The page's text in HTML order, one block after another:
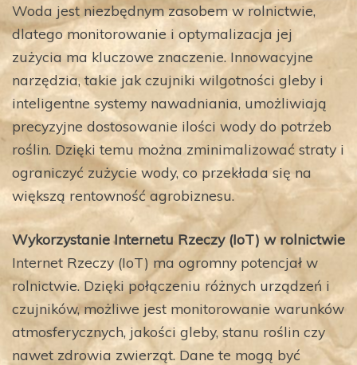
Woda jest niezbędnym zasobem w rolnictwie,
dlatego monitorowanie i optymalizacja jej
zużycia ma kluczowe znaczenie. Innowacyjne
narzędzia, takie jak czujniki wilgotności gleby i
inteligentne systemy nawadniania, umożliwiają
precyzyjne dostosowanie ilości wody do potrzeb
roślin. Dzięki temu można zminimalizować straty i
ograniczyć zużycie wody, co przekłada się na
większą rentowność agrobiznesu.
Wykorzystanie Internetu Rzeczy (IoT) w rolnictwie
Internet Rzeczy (IoT) ma ogromny potencjał w
rolnictwie. Dzięki połączeniu różnych urządzeń i
czujników, możliwe jest monitorowanie warunków
atmosferycznych, jakości gleby, stanu roślin czy
nawet zdrowia zwierząt. Dane te mogą być